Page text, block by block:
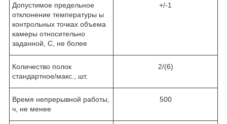
Допустимое предельное
отклонение температуры ы
контрольных точках объема
камеры относительно
заданной, С, не более
+/-1
Количество полок
стандартное/макс., шт.
2/(6)
Время непрерывной работы,
ч, не менее
500